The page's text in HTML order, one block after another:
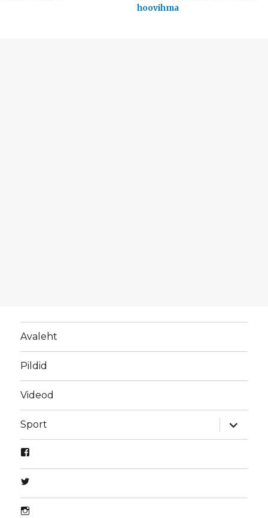
hoovihma
Avaleht
Pildid
Videod
Sport
laienda